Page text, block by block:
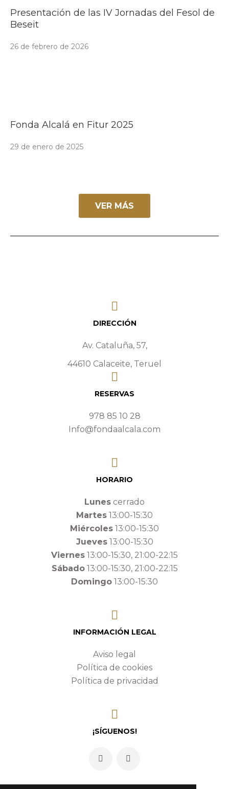
RECETAS TRADICIONALES
ALGUNAS DE
ELABORACIONES
Ternasco de Aragón
Les Perdius de Picasso
Perdiz guisada con ceps y crujientes patatas chips
Judias blancas de Beceite
Presentación de las IV Jornadas del Fesol de
Beseit
26 de febrero de 2026
Fonda Alcalá en Fitur 2025
29 de enero de 2025
VER MÁS
DIRECCIÓN
Av. Cataluña, 57,
44610 Calaceite, Teruel
RESERVAS
978 85 10 28
Info@fondaalcala.com
HORARIO
Lunes cerrado
Martes 13:00-15:30
Miércoles 13:00-15:30
Jueves13:00-15:30
Viernes 13:00-15:30, 21:00-22:15
Sábado13:00-15:30, 21:00-22:15
Domingo 13:00-15:30
INFORMACIÓN LEGAL
Aviso legal
Política de cookies
Política de privacidad
¡SÍGUENOS!